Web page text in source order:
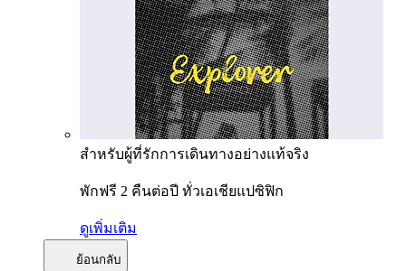
สำหรับผู้ที่รักการเดินทางอย่างแท้จริง
พักฟรี 2 คืนต่อปี ทั่วเอเชียแปซิฟิก
ดูเพิ่มเติม
ย้อนกลับ